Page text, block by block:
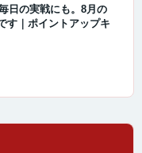
日の実戦にも。8月の
す｜ポイントアップキ